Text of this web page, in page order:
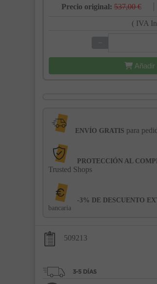
Precio original: 537,00 €
( IVA
−
Añadir
ENVÍO GRATIS para
PROTECCIÓN AL
Trusted Shops
-3% DE DESCUENTO
bancaria
509213